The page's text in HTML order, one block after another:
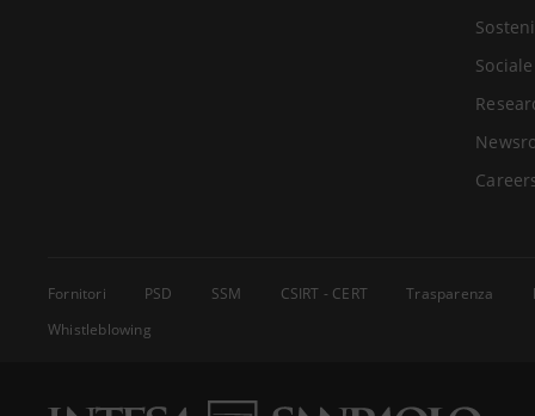
Sociale
Fornitori PSD SSM CSIRT - CERT Trasparenza
Whistleblowing